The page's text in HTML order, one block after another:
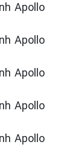
Apollo
Apollo
Apollo
Apollo
Apollo